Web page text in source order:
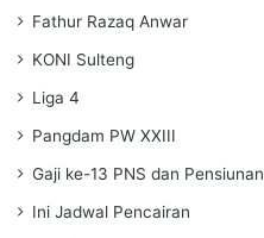
Fathur Razaq Anwar
KONI Sulteng
Liga 4
Pangdam PW XXIII
Gaji ke-13 PNS dan Pensiunan
Ini Jadwal Pencairan